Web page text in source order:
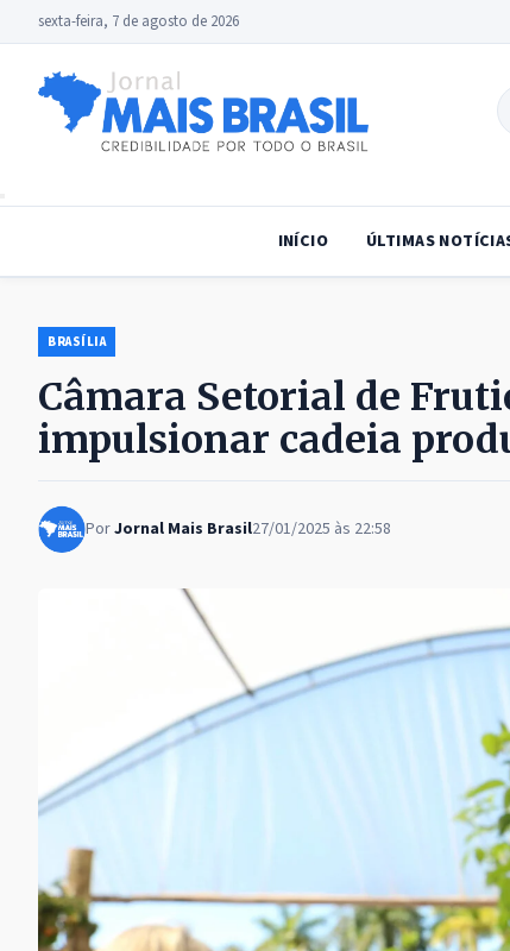
sexta-feira, 7 de agosto de 2026
INÍCIO ÚLTIMAS
BRASÍLIA
Câmara Setorial de
impulsionar cadeia
PorJornal Mais Brasil27/01/2025 às 22:58